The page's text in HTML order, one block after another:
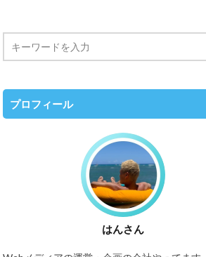
プロフィール
はんさん